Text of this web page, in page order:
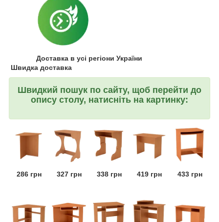
Доставка в усі регіони України
Швидка доставка
Швидкий пошук по сайту, щоб перейти до
опису столу, натисніть на картинку:
286 грн 327 грн 338 грн 419 грн 433 грн